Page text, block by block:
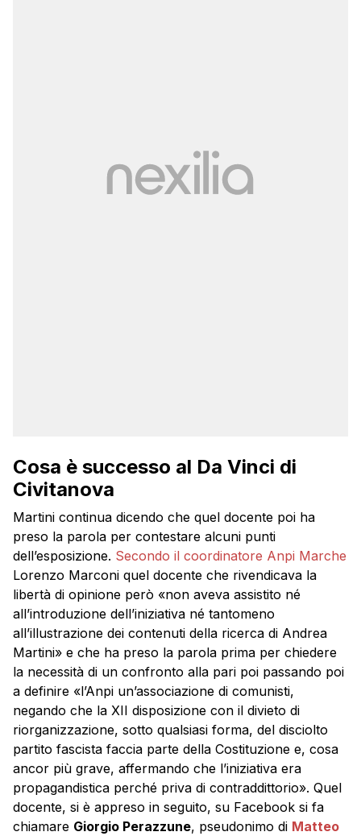
Cosa è successo al Da Vinci di
Civitanova
Martini continua dicendo che quel docente poi ha
preso la parola per contestare alcuni punti
dell’esposizione. Secondo il coordinatore Anpi Marche
Lorenzo Marconi quel docente che rivendicava la
libertà di opinione però «non aveva assistito né
all’introduzione dell’iniziativa né tantomeno
all’illustrazione dei contenuti della ricerca di Andrea
Martini» e che ha preso la parola prima per chiedere
la necessità di un confronto alla pari poi passando poi
a definire «l’Anpi un’associazione di comunisti,
negando che la XII disposizione con il divieto di
riorganizzazione, sotto qualsiasi forma, del disciolto
partito fascista faccia parte della Costituzione e, cosa
ancor più grave, affermando che l’iniziativa era
propagandistica perché priva di contraddittorio». Quel
docente, si è appreso in seguito, su Facebook si fa
chiamare Giorgio Perazzune, pseudonimo di Matteo